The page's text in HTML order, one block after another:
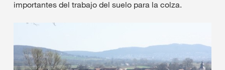
importantes del trabajo del suelo para la colza.